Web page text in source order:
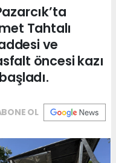
Tahtalı
ve
öncesi kazı
OL